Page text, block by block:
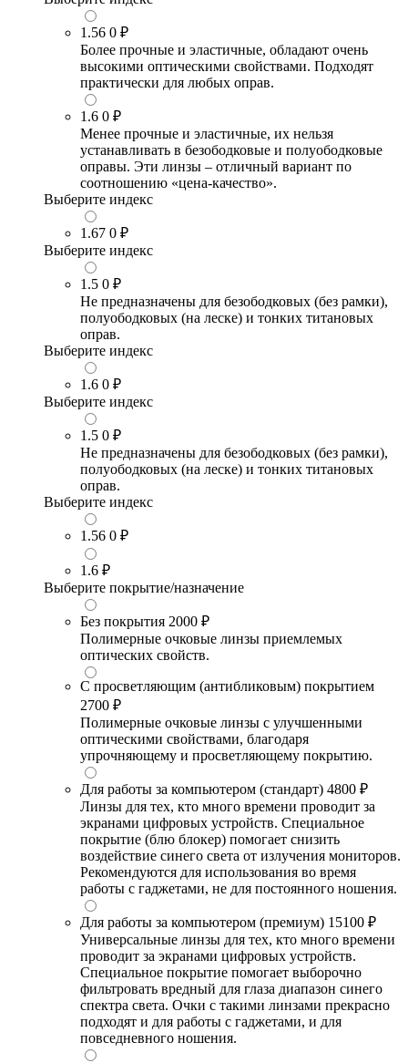
1.56 0 ₽
Более прочные и эластичные, обладают очень
высокими оптическими свойствами. Подходят
практически для любых оправ.
1.6 0 ₽
Менее прочные и эластичные, их нельзя
устанавливать в безободковые и полуободковые
оправы. Эти линзы – отличный вариант по
соотношению «цена-качество».
Выберите индекс
1.67 0 ₽
Выберите индекс
1.5 0 ₽
Не предназначены для безободковых (без рамки),
полуободковых (на леске) и тонких титановых
оправ.
Выберите индекс
1.6 0 ₽
Выберите индекс
1.5 0 ₽
Не предназначены для безободковых (без рамки),
полуободковых (на леске) и тонких титановых
оправ.
Выберите индекс
1.56 0 ₽
1.6 ₽
Выберите покрытие/назначение
Без покрытия 2000 ₽
Полимерные очковые линзы приемлемых
оптических свойств.
С просветляющим (антибликовым) покрытием
2700 ₽
Полимерные очковые линзы с улучшенными
оптическими свойствами, благодаря
упрочняющему и просветляющему покрытию.
Для работы за компьютером (стандарт) 4800 ₽
Линзы для тех, кто много времени проводит за
экранами цифровых устройств. Специальное
покрытие (блю блокер) помогает снизить
воздействие синего света от излучения мониторов.
Рекомендуются для использования во время
работы с гаджетами, не для постоянного ношения.
Для работы за компьютером (премиум) 15100 ₽
Универсальные линзы для тех, кто много времени
проводит за экранами цифровых устройств.
Специальное покрытие помогает выборочно
фильтровать вредный для глаза диапазон синего
спектра света. Очки с такими линзами прекрасно
подходят и для работы с гаджетами, и для
повседневного ношения.